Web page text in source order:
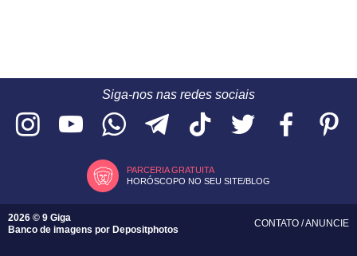
Siga-nos nas redes sociais
PARCERIA GRATUITA
HORÓSCOPO NO SEU SITE/BLOG
2026 © 9 Giga
Banco de imagens por Depositphotos
CONTATO /ANUNCIE